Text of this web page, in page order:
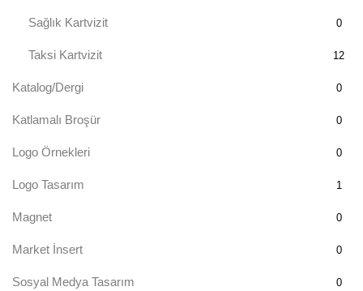
Sağlık Kartvizit 0
Taksi Kartvizit 12
Katalog/Dergi 0
Katlamalı Broşür 0
Logo Örnekleri 0
Logo Tasarım 1
Magnet 0
Market İnsert 0
Sosyal Medya Tasarım 0